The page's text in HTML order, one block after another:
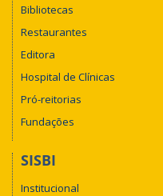
Bibliotecas
Restaurantes
Editora
Hospital de Clínicas
Pró-reitorias
Fundações
SISBI
Institucional